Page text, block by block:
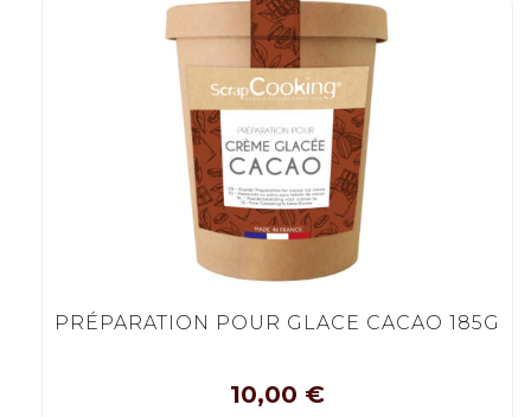
PRÉPARATION POUR GLACE CACAO 185G
10,00 €